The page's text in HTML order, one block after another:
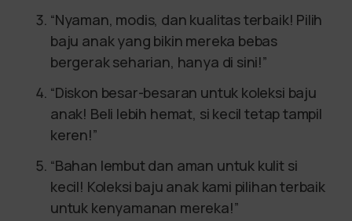
“Nyaman, modis, dan kualitas terbaik! Pilih
baju anak yang bikin mereka bebas
bergerak seharian, hanya di sini!”
“Diskon besar-besaran untuk koleksi baju
anak! Beli lebih hemat, si kecil tetap tampil
keren!”
“Bahan lembut dan aman untuk kulit si
kecil! Koleksi baju anak kami pilihan terbaik
untuk kenyamanan mereka!”